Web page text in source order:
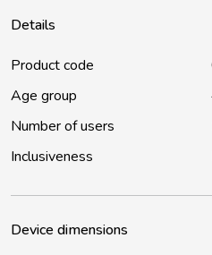
Details
Product code
Age group
Number of users
Inclusiveness
Device dimensions